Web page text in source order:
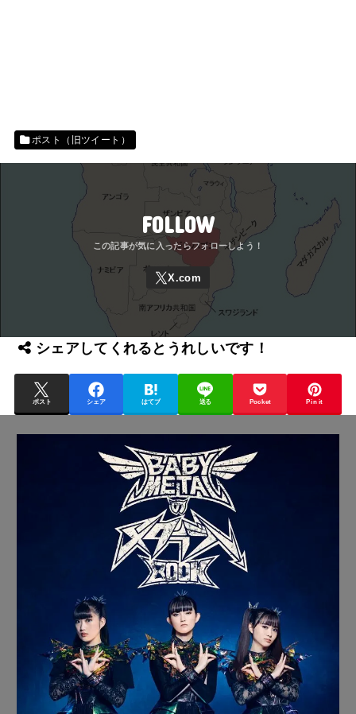
ポスト（旧ツイート）
FOLLOW
シェアしてくれるとうれしいです！
ポスト シェア はてブ 送る Pocket Pin it